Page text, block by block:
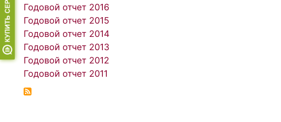
Годовой отчет 2016
Годовой отчет 2015
Годовой отчет 2014
Годовой отчет 2013
Годовой отчет 2012
Годовой отчет 2011